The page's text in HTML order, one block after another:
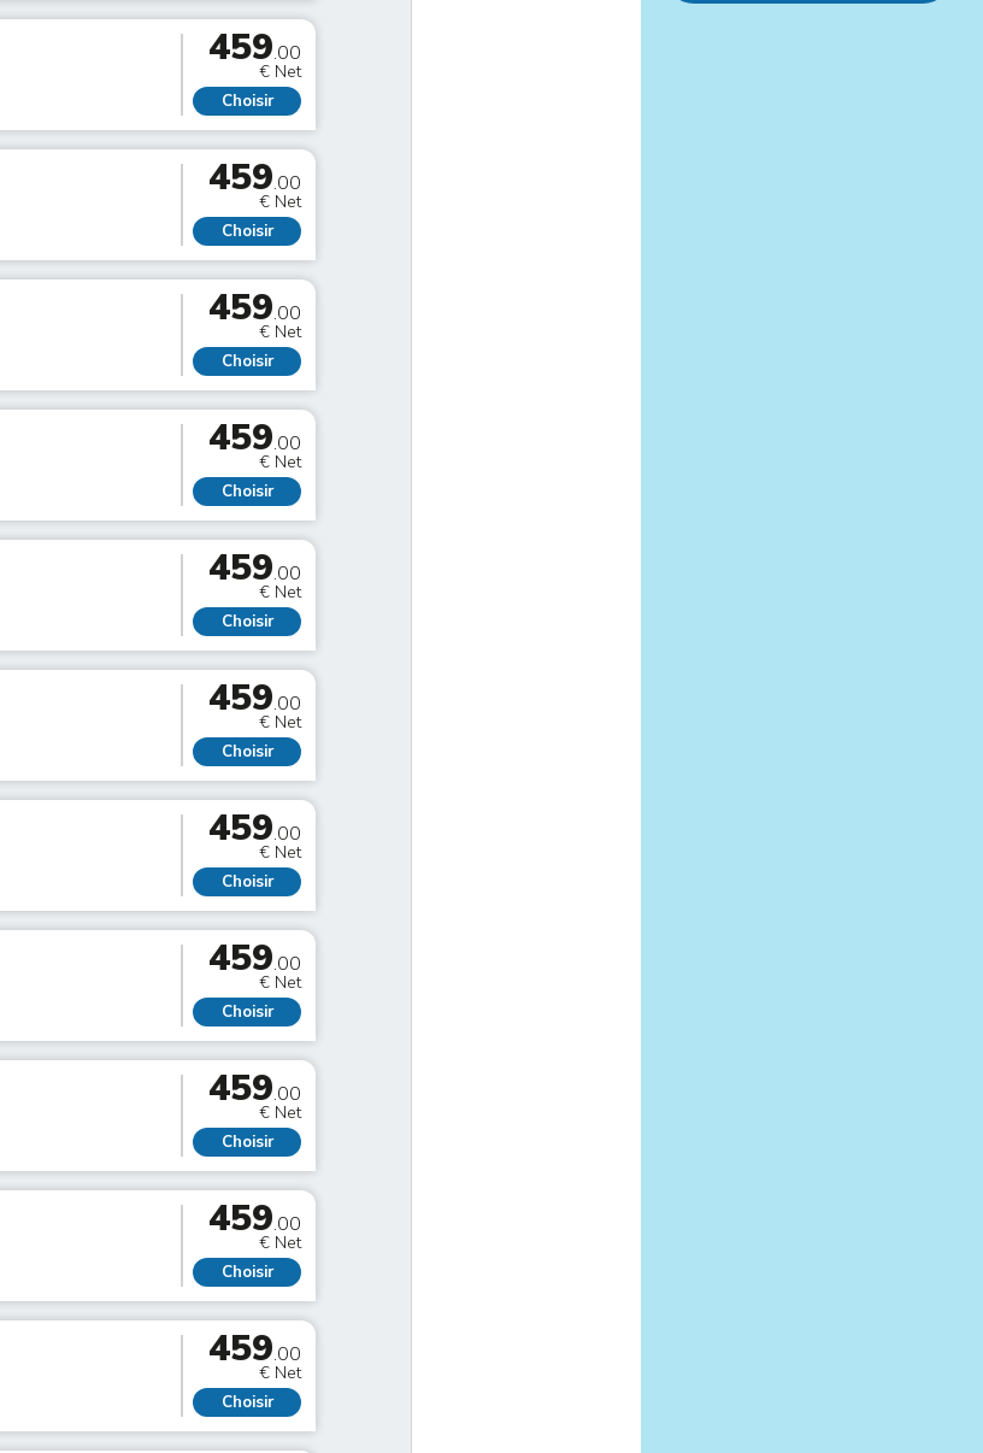
459.00
€ Net
Choisir
459.00
€ Net
Choisir
459.00
€ Net
Choisir
459.00
€ Net
Choisir
459.00
€ Net
Choisir
459.00
€ Net
Choisir
459.00
€ Net
Choisir
459.00
€ Net
Choisir
459.00
€ Net
Choisir
459.00
€ Net
Choisir
459.00
€ Net
Choisir